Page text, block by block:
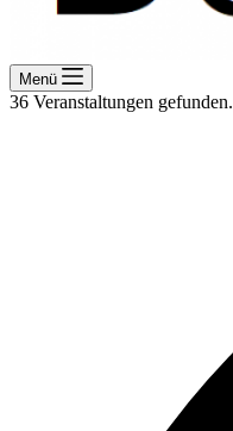
Menü
36 Veranstaltungen gefunden.